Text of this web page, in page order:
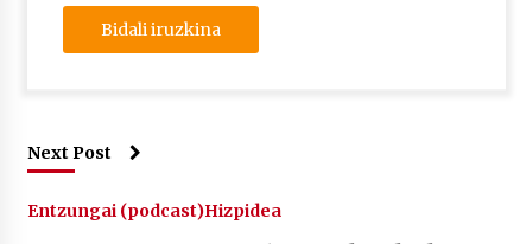
Next Post
Entzungai (podcast)Hizpidea